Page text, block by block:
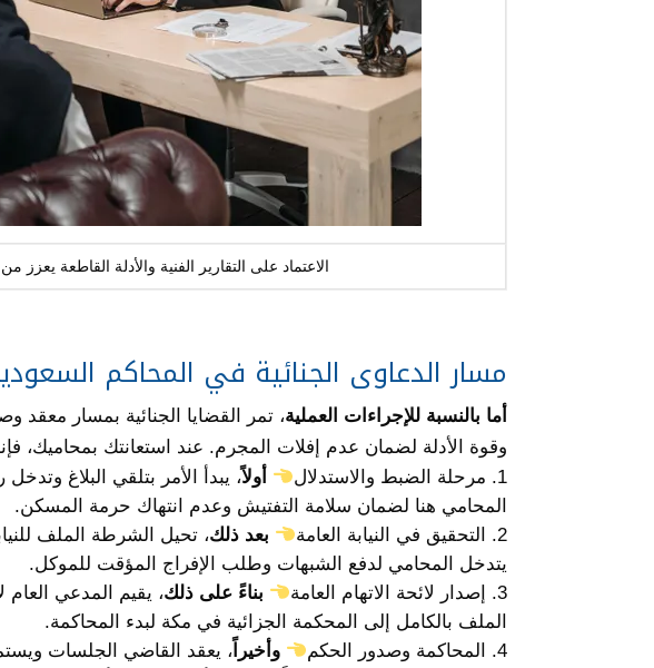
الاعتماد على التقارير الفنية والأدلة القاطعة يعزز
مسار الدعاوى الجنائية في المحاكم السعودية
أما بالنسبة للإجراءات العملية، تمر القضايا الجنائية بمسار معقد
وقوة الأدلة لضمان عدم إفلات المجرم. عند استعانتك بمحاميك، فإنه
مرحلة الضبط والاستدلال
أولاً، يبدأ الأمر بتلقي البلاغ
المحامي هنا لضمان سلامة التفتيش وعدم انتهاك حرمة المسكن.
التحقيق في النيابة العامة
بعد ذلك، تحيل الشرطة الملف
يتدخل المحامي لدفع الشبهات وطلب الإفراج المؤقت للموكل.
إصدار لائحة الاتهام العامة
بناءً على ذلك، يقيم المدعي العام
الملف بالكامل إلى المحكمة الجزائية في مكة لبدء المحاكمة.
المحاكمة وصدور الحكم
وأخيراً، يعقد القاضي الجلسات